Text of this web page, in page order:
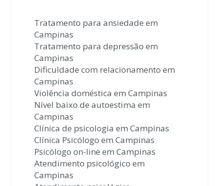
Tratamento para ansiedade em
Campinas
Tratamento para depressão em
Campinas
Dificuldade com relacionamento em
Campinas
Violência doméstica em Campinas
Nível baixo de autoestima em
Campinas
Clínica de psicologia em Campinas
Clínica Psicólogo em Campinas
Psicólogo on-line em Campinas
Atendimento psicológico em
Campinas